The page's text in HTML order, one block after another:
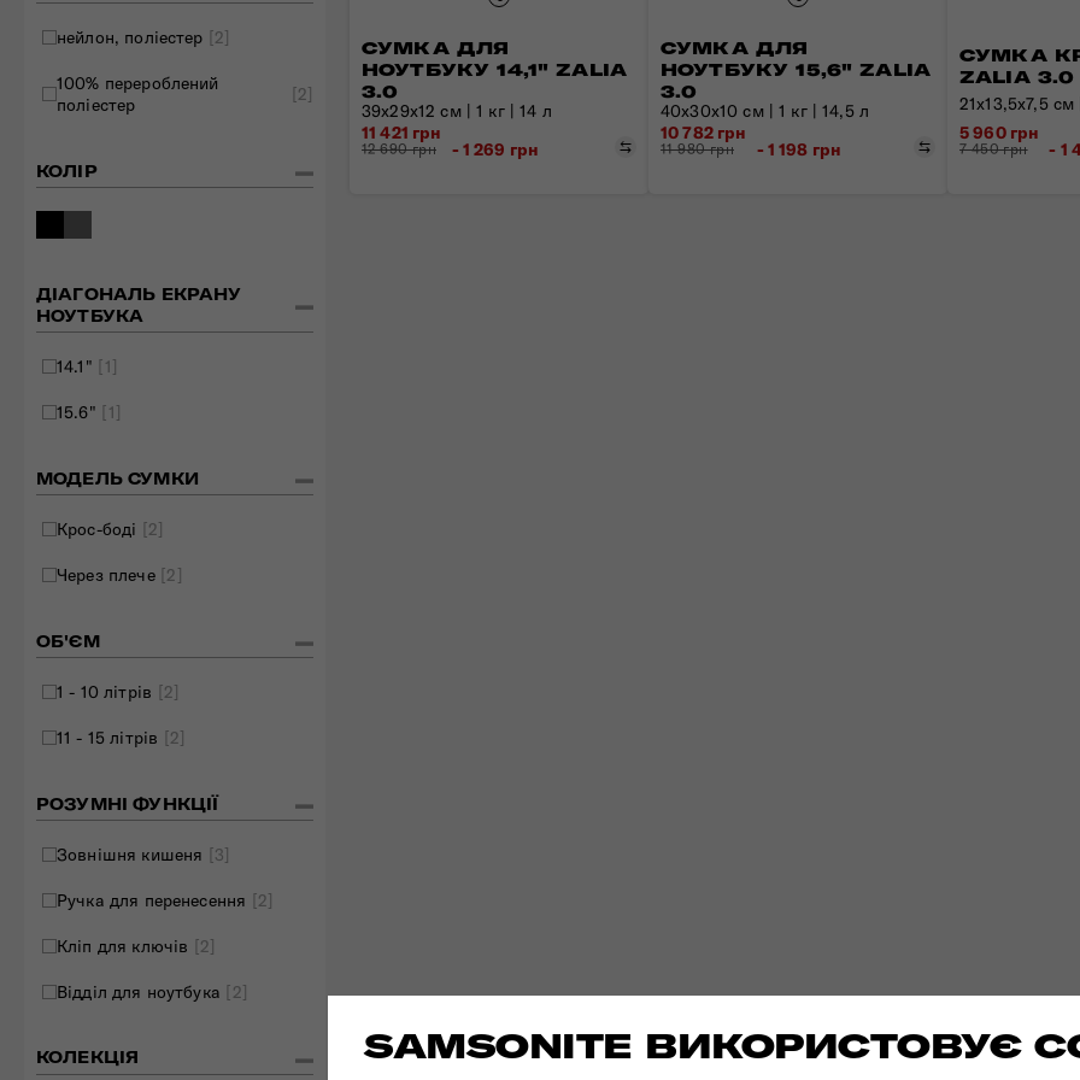
Складані сумки
SAMSONITE ВИКОРИСТОВУЄ
нейлон, поліестер [2]
100% перероблений
поліестер
[2]
КОЛІР
ДІАГОНАЛЬ ЕКРАНУ
НОУТБУКА
14.1" [1]
15.6" [1]
МОДЕЛЬ СУМКИ
Крос-боді [2]
Через плече [2]
ОБ'ЄМ
1 - 10 літрів [2]
11 - 15 літрів [2]
РОЗУМНІ ФУНКЦІЇ
Зовнішня кишеня [3]
Ручка для перенесення [2]
Кліп для ключів [2]
Відділ для ноутбука [2]
КОЛЕКЦІЯ
СУМКА ДЛЯ
НОУТБУКУ 14,1" ZALIA
3.0
Порівняти
39x29x12 см | 1 кг | 14 л
11 421 грн
12 690 грн - 1 269 грн
СУМКА ДЛЯ
НОУТБУКУ 15,6" ZALIA
3.0
Порівняти
40x30x10 см | 1 кг | 14,5 л
10 782 грн
11 980 грн - 1 198 грн
СУМКА
ZALIA 3.0
21x13,5x7,5
5 960 грн
7 450 грн - 1